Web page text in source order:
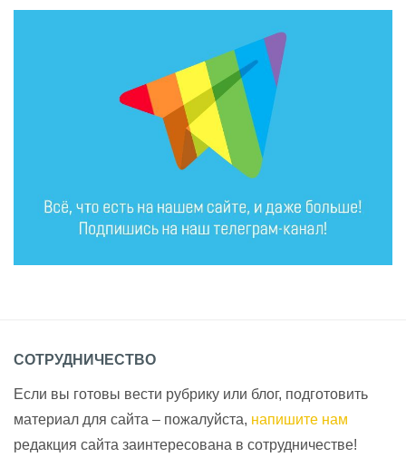
СОТРУДНИЧЕСТВО
Если вы готовы вести рубрику или блог, подготовить
материал для сайта – пожалуйста, напишите нам
редакция сайта заинтересована в сотрудничестве!